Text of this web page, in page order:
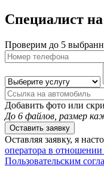
Специалист
Проверим до 5
Добавить фото или
До 6 файлов, размер
Оставить заявку
Оставляя заявку, я
оператора в
Пользовательским